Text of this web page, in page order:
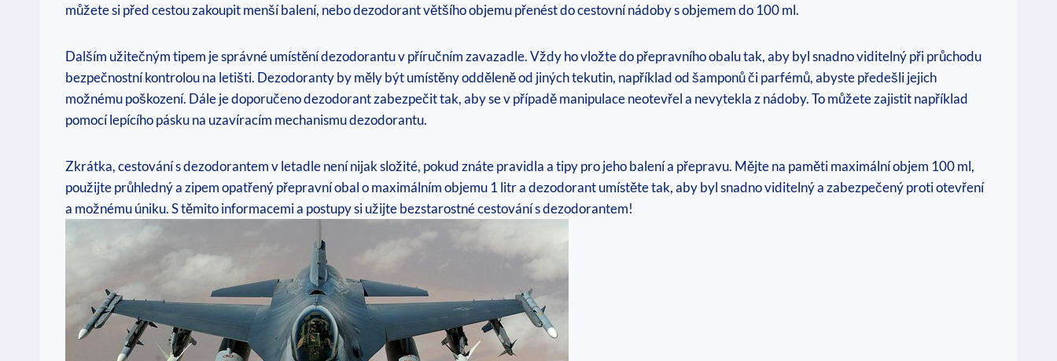
můžete si před cestou zakoupit menší balení, nebo dezodorant většího objemu přenést​ do cestovní nádoby‌ s objemem do 100 ml.
Dalším užitečným tipem je správné umístění dezodorantu v příručním zavazadle. Vždy ho vložte do přepravního obalu tak, aby byl snadno viditelný ​při průchodu
bezpečnostní kontrolou na letišti. Dezodoranty by měly být umístěny odděleně od jiných tekutin, například od šamponů či parfémů, abyste předešli jejich
možnému poškození. Dále je doporučeno dezodorant zabezpečit tak, aby se ‍v případě⁢ manipulace neotevřel a nevytekla z nádoby. To můžete zajistit například
‌pomocí lepícího pásku⁣ na uzavíracím⁣ mechanismu dezodorantu.
Zkrátka, cestování s dezodorantem‌ v letadle⁣ není nijak‍ složité, pokud znáte pravidla ⁤a tipy pro jeho balení⁣ a přepravu. Mějte na paměti maximální objem 100 ml,
použijte průhledný a zipem opatřený přepravní obal o maximálním⁤ objemu 1 litr​ a dezodorant ⁢umístěte tak, aby ⁣byl snadno viditelný ​a zabezpečený proti otevření
a možnému úniku. S​ těmito ⁤informacemi a postupy si užijte bezstarostné cestování‌ s dezodorantem!